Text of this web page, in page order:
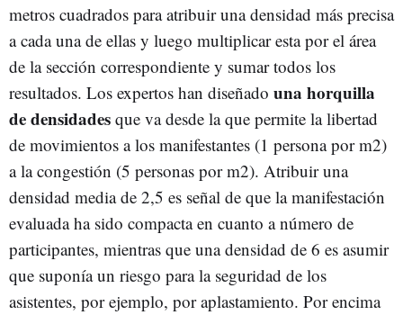
metros cuadrados para atribuir una densidad más precisa
a cada una de ellas y luego multiplicar esta por el área
de la sección correspondiente y sumar todos los
resultados. Los expertos han diseñado una horquilla
de densidades que va desde la que permite la libertad
de movimientos a los manifestantes (1 persona por m2)
a la congestión (5 personas por m2). Atribuir una
densidad media de 2,5 es señal de que la manifestación
evaluada ha sido compacta en cuanto a número de
participantes, mientras que una densidad de 6 es asumir
que suponía un riesgo para la seguridad de los
asistentes, por ejemplo, por aplastamiento. Por encima